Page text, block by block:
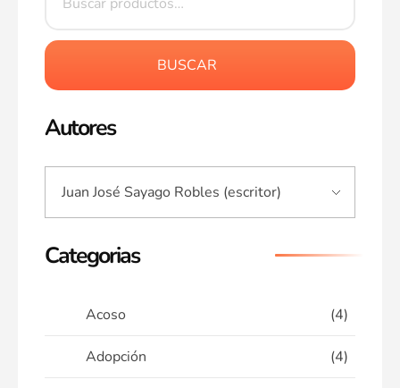
BUSCAR
Autores
Categorias
Acoso (4)
Adopción (4)